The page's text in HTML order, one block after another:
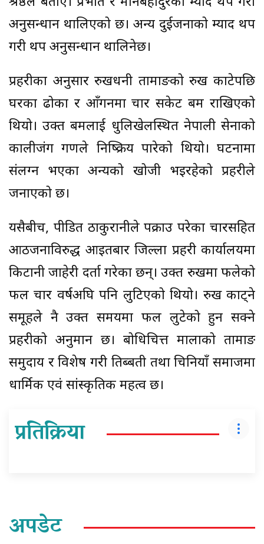
अनुसन्धान थालिएको छ। अन्य दुईजनाको म्याद थप
गरी थप अनुसन्धान थालिनेछ।
प्रहरीका अनुसार रुखधनी तामाङको रुख काटेपछि
घरका ढोका र आँगनमा चार सकेट बम राखिएको
थियो। उक्त बमलाई धुलिखेलस्थित नेपाली सेनाको
कालीजंग गणले निष्क्रिय पारेको थियो। घटनामा
संलग्न भएका अन्यको खोजी भइरहेको प्रहरीले
जनाएको छ।
यसैबीच, पीडित ठाकुरानीले पक्राउ परेका चारसहित
आठजनाविरुद्ध आइतबार जिल्ला प्रहरी कार्यालयमा
किटानी जाहेरी दर्ता गरेका छन्। उक्त रुखमा फलेको
फल चार वर्षअघि पनि लुटिएको थियो। रुख काट्ने
समूहले नै उक्त समयमा फल लुटेको हुन सक्ने
प्रहरीको अनुमान छ। बोधिचित्त मालाको तामाङ
समुदाय र विशेष गरी तिब्बती तथा चिनियाँ समाजमा
धार्मिक एवं सांस्कृतिक महत्व छ।
प्रतिक्रिया
अपडेट